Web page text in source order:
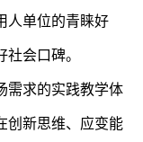
人单位的青睐好
会口碑。
需求的实践教学体
创新思维、应变能